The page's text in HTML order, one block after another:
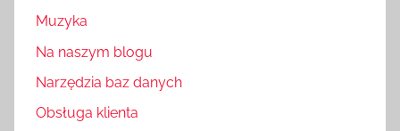
Muzyka
Na naszym blogu
Narzędzia baz danych
Obsługa klienta